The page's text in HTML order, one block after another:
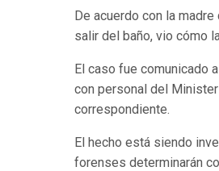
De acuerdo con la
salir del baño, vio cómo
El caso fue comunicado
con personal del
correspondiente.
El hecho está siendo
forenses determinarán